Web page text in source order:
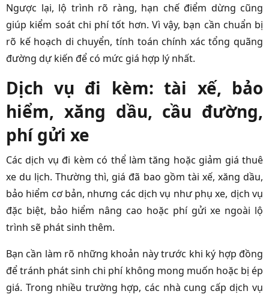
Ngược lại, lộ trình rõ ràng, hạn chế điểm dừng cũng
giúp kiểm soát chi phí tốt hơn. Vì vậy, bạn cần chuẩn bị
rõ kế hoạch di chuyển, tính toán chính xác tổng quãng
đường dự kiến để có mức giá hợp lý nhất.
Dịch vụ đi kèm: tài xế, bảo
hiểm, xăng dầu, cầu đường,
phí gửi xe
Các dịch vụ đi kèm có thể làm tăng hoặc giảm giá thuê
xe du lịch. Thường thì, giá đã bao gồm tài xế, xăng dầu,
bảo hiểm cơ bản, nhưng các dịch vụ như phụ xe, dịch vụ
đặc biệt, bảo hiểm nâng cao hoặc phí gửi xe ngoài lộ
trình sẽ phát sinh thêm.
Bạn cần làm rõ những khoản này trước khi ký hợp đồng
để tránh phát sinh chi phí không mong muốn hoặc bị ép
giá. Trong nhiều trường hợp, các nhà cung cấp dịch vụ